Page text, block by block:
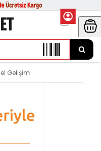
Gelişim